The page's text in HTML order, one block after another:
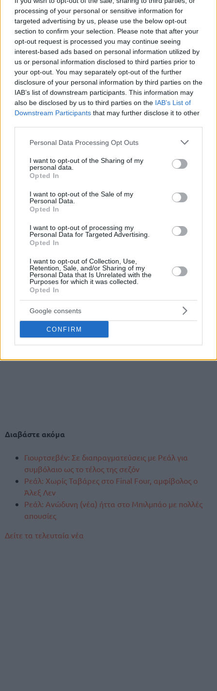
processing of your personal or sensitive information for
targeted advertising by us, please use the below opt-out
section to confirm your selection. Please note that after your
opt-out request is processed you may continue seeing
interest-based ads based on personal information utilized by
us or personal information disclosed to third parties prior to
your opt-out. You may separately opt-out of the further
disclosure of your personal information by third parties on the
IAB’s list of downstream participants. This information may
also be disclosed by us to third parties on the IAB’s List of
Downstream Participants that may further disclose it to other
Please note that this website/app uses one or more Google
not limited to your visit or usage behaviour. You may click to
grant or deny consent to Google and its third-party tags to
use your data for below specified purposes in below Google
consent section.
Personal Data Processing Opt Outs
I want to opt-out of the Sharing of my
personal data.
Opted In
I want to opt-out of the Sale of my
Personal Data.
Opted In
I want to opt-out of processing my
Personal Data for Targeted Advertising.
Opted In
I want to opt-out of Collection, Use,
Retention, Sale, and/or Sharing of my
Personal Data that Is Unrelated with the
Purposes for which it was collected.
Opted In
Google consents
CONFIRM
έχειξεμείνει μόνο με τον Ουσμάν Γκαρούμπα στο “πέντε”,
ο οποίος εδώ που τα λέμε δεν είναι κλασικός σέντερ.
Ο κόουτς Σκαριόλο θα χρησιμοποιήσει και τον 20χρονο
Ίθαν Αλμάνσα (2.08μ.), ενώ οι φόργουορντ Οκέκε & Τρέι
Λάιλς ίσως να χρειαστεί να καλύψουν κάποια λεπτά στο
“πέντε”.
Διαβάστε ακόμα
Γιουρτσεβέν: Σε διαπραγματεύσεις με Ρεάλ για
συμβόλαιο ως το τέλος της σεζόν
Ρεάλ: Χωρίς Ταβάρες στο Final Four, αμφίβολος ο
Άλεξ Λεν
Ρεάλ: Ανώδυνη (νέα) ήττα στο Μπιλμπάο με πολλές
απουσίες
Δείτε τα τελευταία νέα